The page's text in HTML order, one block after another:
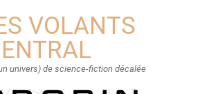
VOLANTS
univers) de science-fiction décalée